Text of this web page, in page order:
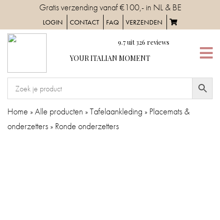
content
Gratis verzending vanaf €100,- in NL & BE
LOGIN CONTACT FAQ VERZENDEN
9.7uit326 reviews
YOUR ITALIAN MOMENT
MOMENT
HOME
SERVIES
Home »Alle producten »Tafelaankleding » Placemats &
onderzetters » Ronde onderzetters